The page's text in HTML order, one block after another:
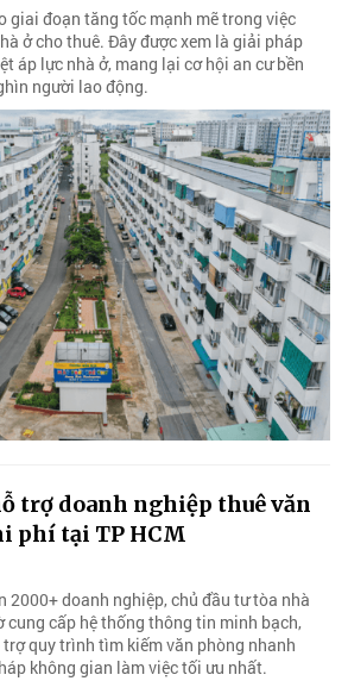
giai đoạn tăng tốc mạnh mẽ trong việc
ở cho thuê. Đây được xem là giải pháp
áp lực nhà ở, mang lại cơ hội an cư bền
người lao động.
trợ doanh nghiệp thuê văn
phí tại TP HCM
2000+ doanh nghiệp, chủ đầu tư tòa nhà
cấp hệ thống thông tin minh bạch,
quy trình tìm kiếm văn phòng nhanh
không gian làm việc tối ưu nhất.